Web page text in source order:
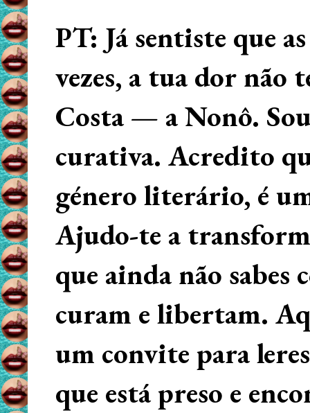
PT: Já sentiste que
vezes, a tua dor não
Costa — a Nonô.
curativa. Acredito
género literário, é
Ajudo-te a
que ainda não
curam e libertam.
um convite para
que está preso e